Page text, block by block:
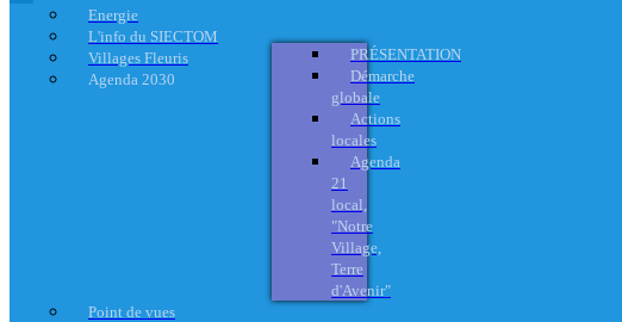
Energie
L'info du SIECTOM
Villages Fleuris
Agenda 2030
PRÉSENTATION
Démarche
globale
Actions
locales
Agenda
21
local,
"Notre
Village,
Terre
d'Avenir"
Point de vues